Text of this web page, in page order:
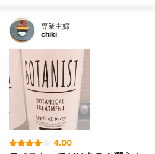
専業主婦
chiki
4.00